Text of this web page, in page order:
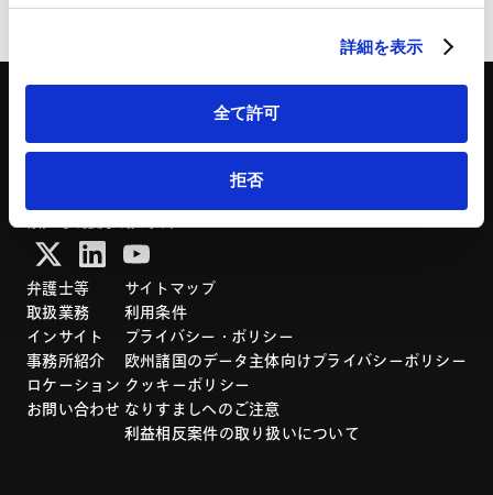
HubSpot プライバシーポリシー（外部サイト）
詳細を表示
全て許可
拒否
ページのシェアはこちらから
「アンダーソン・毛利・友常法律事務所」は、アンダーソン・毛利・友常法律事務所外
国法共同事業および弁護士法人アンダーソン・毛利・友常法律事務所を含むグループの
総称として使用しております。
弁護士等
取扱業務
インサイト
事務所紹介
ロケーション
お問い合わせ
サイトマップ
利用条件
プライバシー・ポリシー
欧州諸国のデータ主体向けプライバシーポリシー
クッキーポリシー
なりすましへのご注意
利益相反案件の取り扱いについて